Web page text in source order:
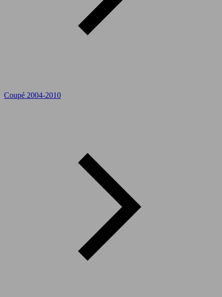
Coupé 2004-2010